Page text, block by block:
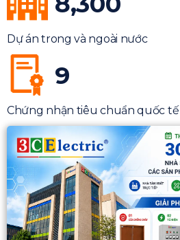
Dự án trong và ngoài nước
9
Chứng nhận tiêu chuẩn quốc tế